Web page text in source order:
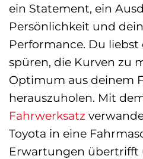
ein Statement, ein
Persönlichkeit und
Performance. Du liebst
spüren, die Kurven zu
Optimum aus deinem
herauszuholen. Mit
Fahrwerksatz
Toyota in eine
Erwartungen übertrifft